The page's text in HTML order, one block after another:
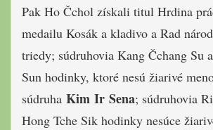
Pak Ho Čchol získali titul Hrdina
medailu Kosák a kladivo a Rad
triedy; súdruhovia Kang Čchang Su
Sun hodinky, ktoré nesú žiarivé
súdruha Kim Ir Sena; súdruhovia
Hong Tche Sik hodinky nesúce